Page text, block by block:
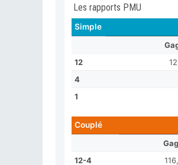
Les rapports PMU
Simple
12
4
1
Couplé
12-4